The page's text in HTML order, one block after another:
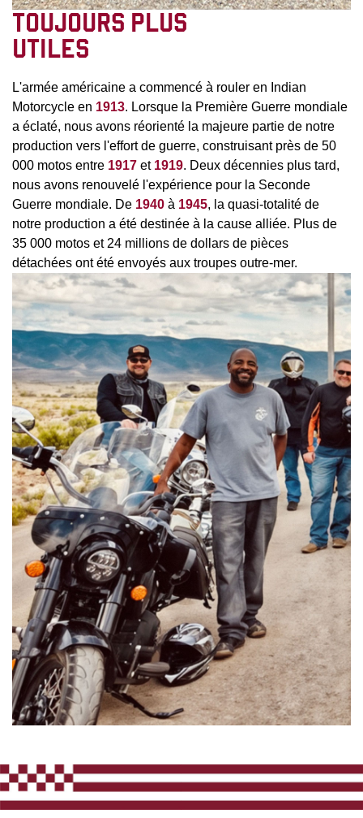
TOUJOURS PLUS
UTILES
L'armée américaine a commencé à rouler en Indian
Motorcycle en 1913. Lorsque la Première Guerre mondiale
a éclaté, nous avons réorienté la majeure partie de notre
production vers l'effort de guerre, construisant près de 50
000 motos entre 1917 et 1919. Deux décennies plus tard,
nous avons renouvelé l'expérience pour la Seconde
Guerre mondiale. De 1940 à 1945, la quasi-totalité de
notre production a été destinée à la cause alliée. Plus de
35 000 motos et 24 millions de dollars de pièces
détachées ont été envoyés aux troupes outre-mer.